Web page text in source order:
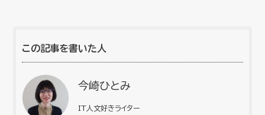
この記事を書いた人
今崎ひとみ
IT人文好きライター